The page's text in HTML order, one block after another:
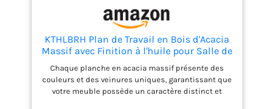
KTHLBRH Plan de Travail en Bois d'Acacia
Massif avec Finition à l'huile pour Salle de
Bain – Surface Imperméable et Résistante,
Comptoir Polyvalent pour Cuisine
Chaque planche en acacia massif présente des
couleurs et des veinures uniques, garantissant que
votre meuble possède un caractère distinct et